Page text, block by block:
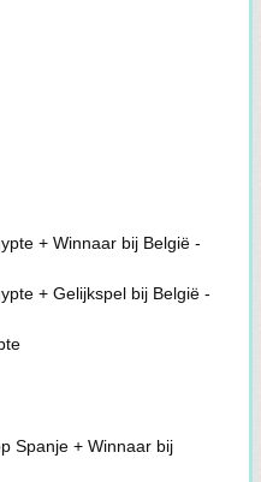
+ Winnaar bij België -
+ Gelijkspel bij België -
Spanje + Winnaar bij